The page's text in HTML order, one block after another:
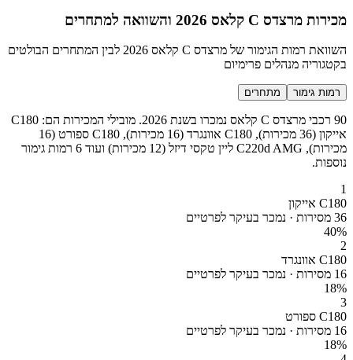
מכירות מרצדס C קלאס 2026 והשוואה למתחרים
השוואת רמות הגימור של מרצדס C קלאס 2026 לבין המתחרים הבולטים
בקטגוריה מנהלים פרימיום
רמות גימור מתחרים
90 רכבי מרצדס C קלאס נמכרו בשנת 2026. מובילי המכירות הם: C180
אייקון (36 מכירות), C180 אוונגרד (16 מכירות), C180 ספורט (16
מכירות), C220d AMG ליין טקסי דיזל (12 מכירות) ועוד 6 רמות גימור
נוספות.
1
C180 אייקון
36 מסירות · נמכר בעיקר לפרטיים
40%
2
C180 אוונגרד
16 מסירות · נמכר בעיקר לפרטיים
18%
3
C180 ספורט
16 מסירות · נמכר בעיקר לפרטיים
18%